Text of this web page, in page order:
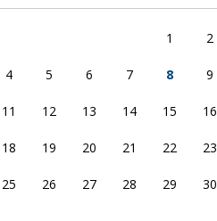
1 2
4 5 6 7 8 9
11 12 13 14 15 16
18 19 20 21 22 23
25 26 27 28 29 30